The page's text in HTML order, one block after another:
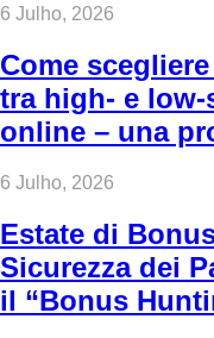
6 Julho, 2026
Come
tra high‑ e
online – una
6 Julho, 2026
Estate di
Sicurezza dei
il “Bonus